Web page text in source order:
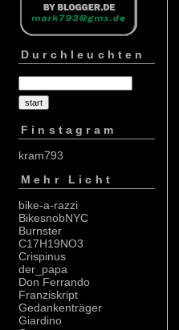
Durchleuchten
Finstagram
kram793
Mehr Licht
bike-a-razzi
BikesnobNYC
Burnster
C17H19NO3
Crispinus
der_papa
Don Ferrando
Franziskript
Gedankenträger
Giardino